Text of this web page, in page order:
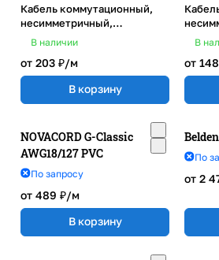
Кабель коммутационный,
несимметричный,
сдвоенный, компактный,
AWG 26, PVC
В наличии
от 203 ₽/м
В корзину
AWG
В
от
NOVACORD G-Classic
AWG18/127 PVC
По запросу
от 489 ₽/м
В корзину
По
от 2